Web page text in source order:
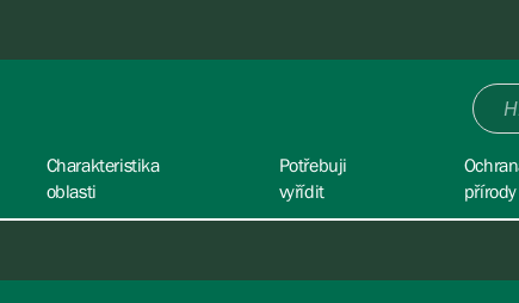
Charakteristika
oblasti
Potřebuji
vyřídit
přírody